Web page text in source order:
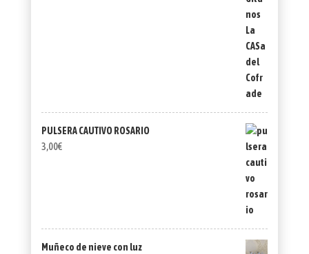
PULSERA CAUTIVO ROSARIO
3,00€
Muñeco de nieve con luz